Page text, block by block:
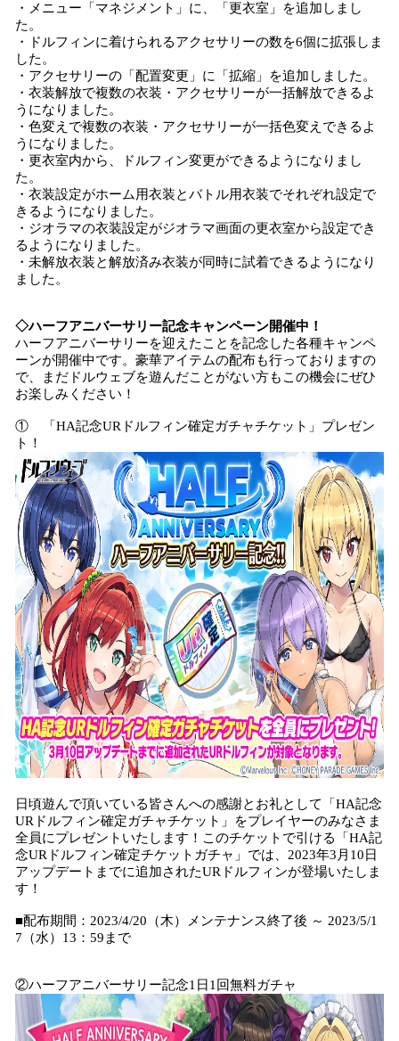
・メニュー「マネジメント」に、「更衣室」を追加しまし
た。
・ドルフィンに着けられるアクセサリーの数を6個に拡張しま
した。
・アクセサリーの「配置変更」に「拡縮」を追加しました。
・衣装解放で複数の衣装・アクセサリーが一括解放できるよ
うになりました。
・色変えで複数の衣装・アクセサリーが一括色変えできるよ
うになりました。
・更衣室内から、ドルフィン変更ができるようになりまし
た。
・衣装設定がホーム用衣装とバトル用衣装でそれぞれ設定で
きるようになりました。
・ジオラマの衣装設定がジオラマ画面の更衣室から設定でき
るようになりました。
・未解放衣装と解放済み衣装が同時に試着できるようになり
ました。
◇ハーフアニバーサリー記念キャンペーン開催中！
ハーフアニバーサリーを迎えたことを記念した各種キャンペ
ーンが開催中です。豪華アイテムの配布も行っておりますの
で、まだドルウェブを遊んだことがない方もこの機会にぜひ
お楽しみください！
① 「HA記念URドルフィン確定ガチャチケット」プレゼン
ト！
日頃遊んで頂いている皆さんへの感謝とお礼として「HA記念
URドルフィン確定ガチャチケット」をプレイヤーのみなさま
全員にプレゼントいたします！このチケットで引ける「HA記
念URドルフィン確定チケットガチャ」では、2023年3月10日
アップデートまでに追加されたURドルフィンが登場いたしま
す！
■配布期間：2023/4/20（木）メンテナンス終了後 ～ 2023/5/1
7（水）13：59まで
②ハーフアニバーサリー記念1日1回無料ガチャ